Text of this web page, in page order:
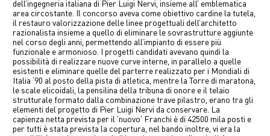
中文
EN
dell’ingegneria italiana di Pier Luigi Nervi, insieme all’ emblematica
area circostante. Il concorso aveva come obiettivo cardine la tutela,
il restauro valorizzazione delle linee progettuali dell’architetto
razionalista insieme a quello di eliminare le sovrastrutture aggiunte
nel corso degli anni, permettendo all’impianto di essere più
funzionale e armonioso. I progetti candidati avevano quindi la
possibilità di realizzare nuove curve interne, in parallelo a quelle
esistenti e eliminare quelle del parterre realizzato per i Mondiali di
Italia ‘90 al posto della pista di atletica, mentre la Torre di maratona,
le scale elicoidali, la pensilina della tribuna di onore e il telaio
strutturale formato dalla combinazione trave pilastro, erano tra gli
elementi del progetto di Pier Luigi Nervi da conservare. La
capienza netta prevista per il ’nuovo’ Franchi è di 42500 mila posti e
per tutti è stata prevista la copertura, nel bando inoltre, vi era la